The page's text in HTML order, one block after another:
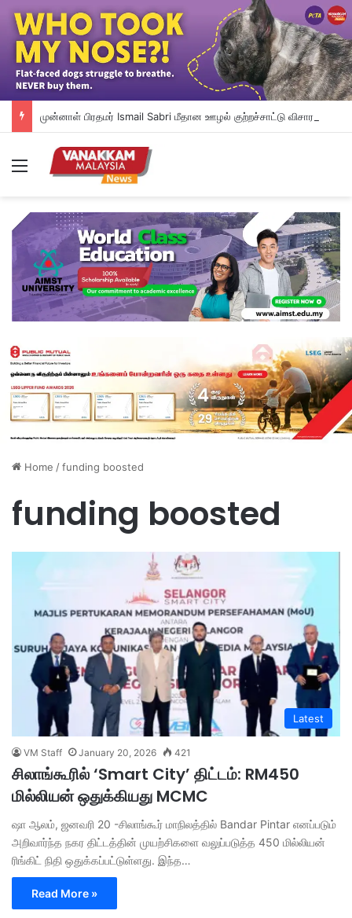
Menu
Home /funding boosted
funding boosted
Latest
VM Staff January 20, 2026 421
சிலாங்கூரில் ‘Smart City’ திட்டம்: RM450
மில்லியன் ஒதுக்கியது MCMC
ஷா ஆலம், ஜனவரி 20 -சிலாங்கூர் மாநிலத்தில் Bandar Pintar எனப்படும்
அறிவார்ந்த நகர திட்டத்தின் முயற்சிகளை வலுப்படுத்த 450 மில்லியன்
ரிங்கிட் நிதி ஒதுக்கப்பட்டுள்ளது. இந்த…
Read More »